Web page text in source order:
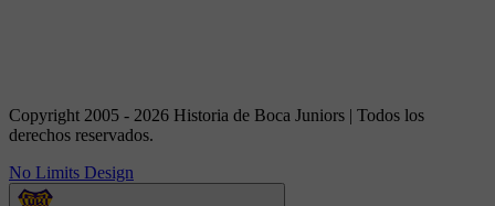
Copyright 2005 - 2026 Historia de Boca Juniors | Todos los
derechos reservados.
No Limits Design